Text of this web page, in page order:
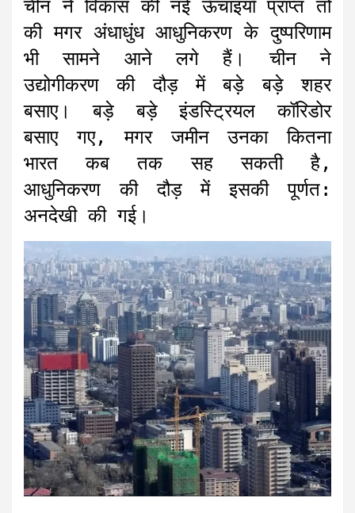
s
A
p
p
b
o
o
k
e
n
g
e
t
e
r
l
g
r
a
m
चीन ने विकास की नई ऊँचाइयाँ प्राप्त तो
की मगर अंधाधुंध आधुनिकरण के दुष्परिणाम
भी सामने आने लगे हैं। चीन ने
उद्योगीकरण की दौड़ में बड़े बड़े शहर
बसाए। बड़े बड़े इंडस्ट्रियल कॉरिडोर
बसाए गए, मगर जमीन उनका कितना
भारत कब तक सह सकती है,
आधुनिकरण की दौड़ में इसकी पूर्णत:
अनदेखी की गई।